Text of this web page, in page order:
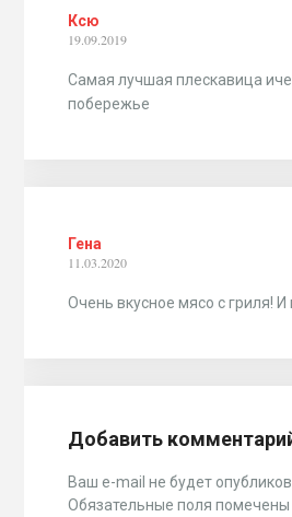
Ксю
19.09.2019
Самая лучшая плескавица
побережье
Гена
11.03.2020
Очень вкусное мясо с гриля!
Добавить
Ваш e-mail не будет
Обязательные поля